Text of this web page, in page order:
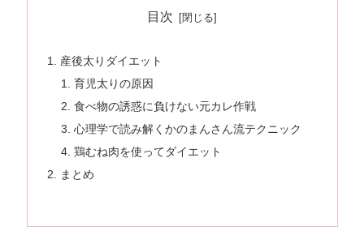
目次
産後太りダイエット
育児太りの原因
食べ物の誘惑に負けない元カレ作戦
心理学で読み解くかのまんさん流テクニック
鶏むね肉を使ってダイエット
まとめ